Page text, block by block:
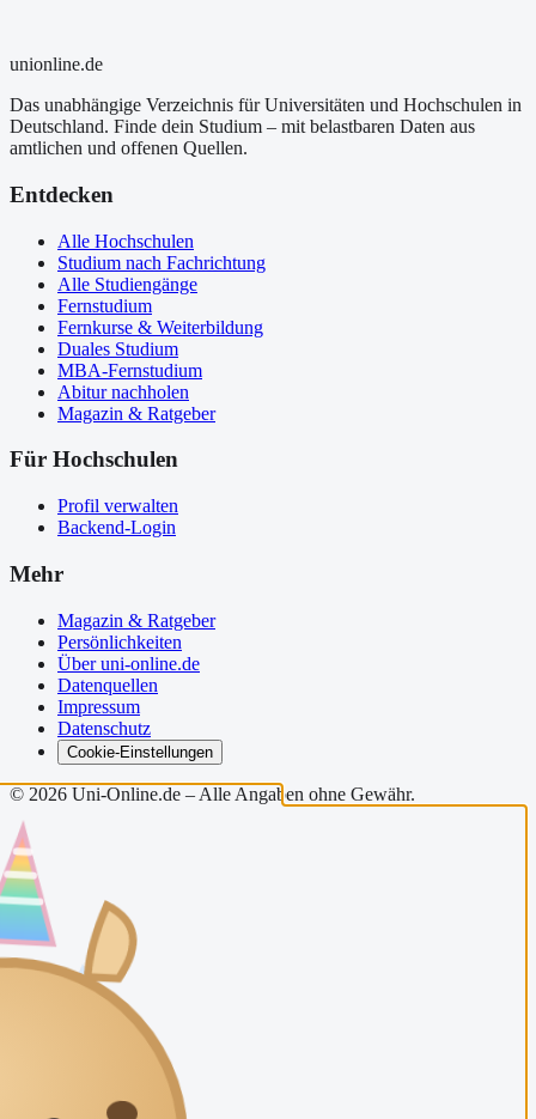
unionline.de
Das unabhängige Verzeichnis für Universitäten und Hochschulen in
Deutschland. Finde dein Studium – mit belastbaren Daten aus
amtlichen und offenen Quellen.
Entdecken
Alle Hochschulen
Studium nach Fachrichtung
Alle Studiengänge
Fernstudium
Fernkurse & Weiterbildung
Duales Studium
MBA-Fernstudium
Abitur nachholen
Magazin & Ratgeber
Für Hochschulen
Profil verwalten
Backend-Login
Mehr
Magazin & Ratgeber
Persönlichkeiten
Über uni-online.de
Datenquellen
Impressum
Datenschutz
Cookie-Einstellungen
© 2026 Uni-Online.de – Alle Angaben ohne Gewähr.